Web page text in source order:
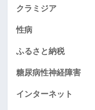
クラミジア
性病
ふるさと納税
糖尿病性神経障害
インターネット